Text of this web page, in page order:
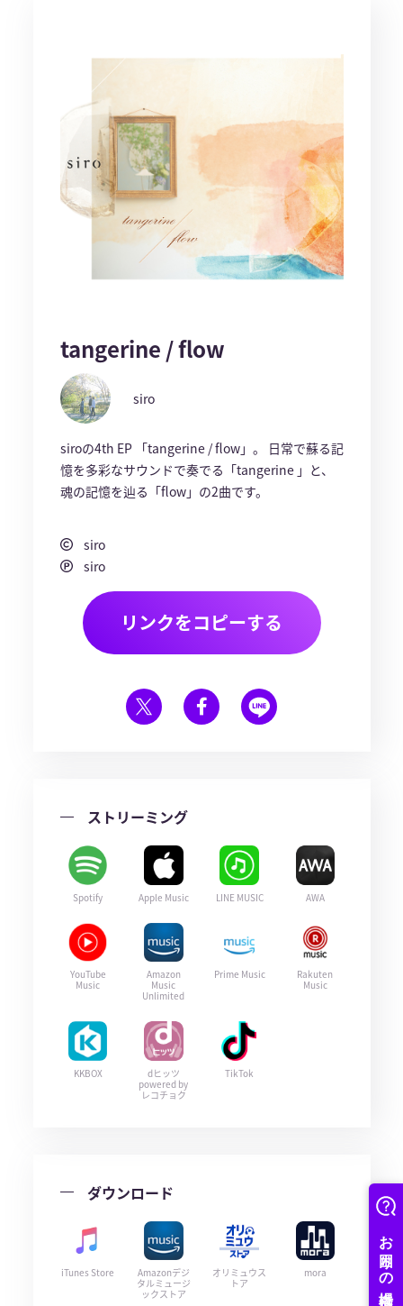
tangerine / flow
siro
siroの4th EP 「tangerine / flow」。 日常で蘇る記
憶を多彩なサウンドで奏でる「tangerine 」と、
魂の記憶を辿る「flow」の2曲です。
siro
siro
リンクをコピーする
ストリーミング
Spotify Apple Music LINE MUSIC AWA
YouTube
Music
Amazon
Music
Unlimited
Prime Music
Rakuten
Music
KKBOX
dヒッツ
powered by
レコチョク
TikTok
ダウンロード
iTunes Store
Amazonデジ
タルミュージ
ックストア
オリミュウス
トア
mora